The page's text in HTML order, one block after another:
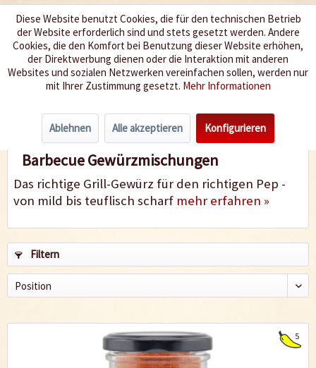
Wir würzen Ihr Leben
Menü
Gewürzmischungen
Barbecue Gewürzmischungen
Das richtige Grill-Gewürz für den richtigen Pep -
von mild bis teuflisch scharf mehr erfahren »
Filtern
5
Diese Website benutzt Cookies, die für den technischen Betrieb
der Website erforderlich sind und stets gesetzt werden. Andere
Cookies, die den Komfort bei Benutzung dieser Website erhöhen,
der Direktwerbung dienen oder die Interaktion mit anderen
Websites und sozialen Netzwerken vereinfachen sollen, werden nur
mit Ihrer Zustimmung gesetzt. Mehr Informationen
Ablehnen Alle akzeptieren Konfigurieren